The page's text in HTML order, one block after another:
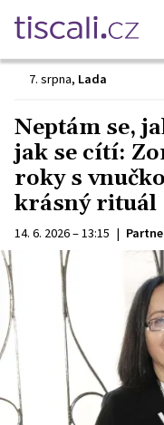
7. srpna, Lada
Neptám se,
jak se cítí:
roky s
krásný rituál
14. 6. 2026 – 13:15 |